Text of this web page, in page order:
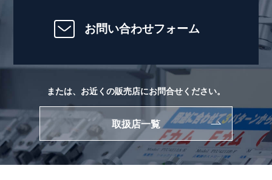
プライバシーポリシー
お問い合わせフォーム
または、お近くの販売店にお問合せください。
取扱店一覧